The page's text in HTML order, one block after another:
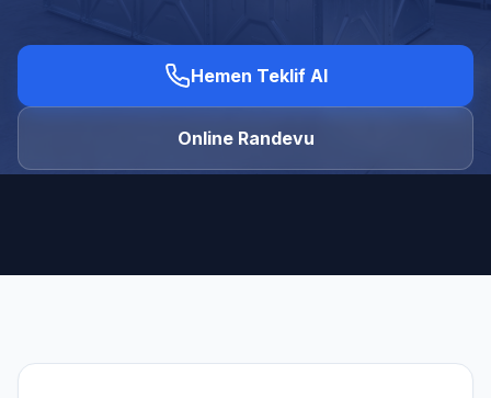
Hemen Teklif Al
Online Randevu